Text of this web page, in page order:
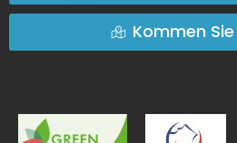
Kommen